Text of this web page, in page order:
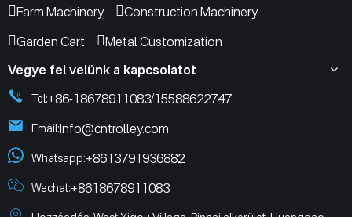
Farm Machinery
Construction Machinery
Garden Cart
Metal Customization
Vegye fel velünk a kapcsolatot
Tel:+86-18678911083/15588622747
Email:Info@cntrolley.com
Whatsapp:+8613791936882
Wechat:+8618678911083